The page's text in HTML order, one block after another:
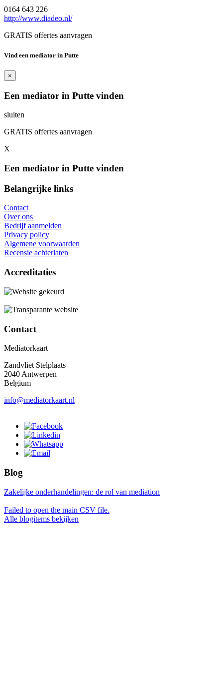
0164 643 226
http://www.diadeo.nl/
GRATIS offertes aanvragen
Vind een mediator in Putte
×
Een mediator in Putte vinden
sluiten
GRATIS offertes aanvragen
X
Een mediator in Putte vinden
Belangrijke links
Contact
Over ons
Bedrijf aanmelden
Privacy policy
Algemene voorwaarden
Recensie achterlaten
Accreditaties
Contact
Mediatorkaart
Zandvliet Stelplaats
2040 Antwerpen
Belgium
info@mediatorkaart.nl
Blog
Zakelijke onderhandelingen: de rol van mediation
Failed to open the main CSV file.
Alle blogitems bekijken